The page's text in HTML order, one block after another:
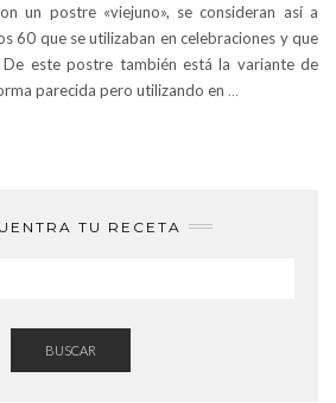
un postre «viejuno», se consideran así a
60 que se utilizaban en celebraciones y que
este postre también está la variante de
parecida pero utilizando en …
TU RECETA
BUSCAR